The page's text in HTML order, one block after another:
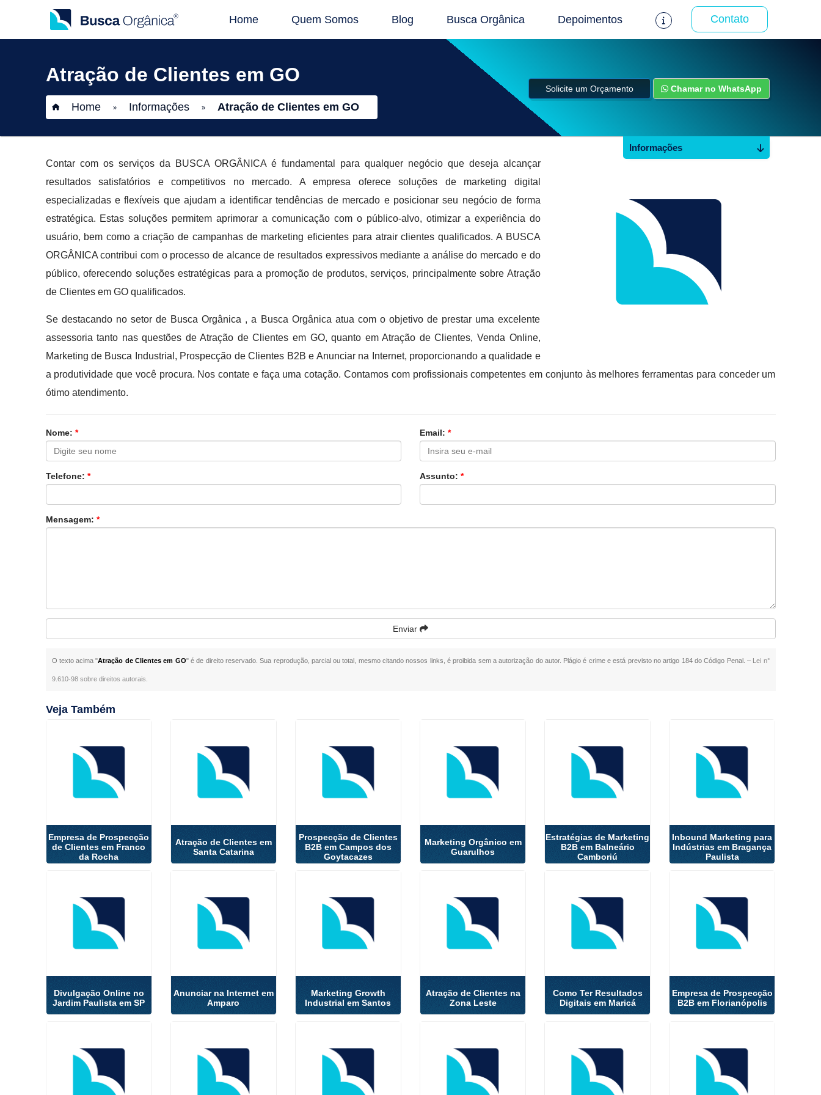
Home Quem Somos Blog Busca Orgânica Depoimentos Contato
Atração de Clientes em GO
Home » Informações » Atração de Clientes em GO
Solicite um Orçamento Chamar no WhatsApp
Contar com os serviços da BUSCA ORGÂNICA é fundamental para qualquer negócio que deseja alcançar
resultados satisfatórios e competitivos no mercado. A empresa oferece soluções de marketing digital
especializadas e flexíveis que ajudam a identificar tendências de mercado e posicionar seu negócio de forma
estratégica. Estas soluções permitem aprimorar a comunicação com o público-alvo, otimizar a experiência do
usuário, bem como a criação de campanhas de marketing eficientes para atrair clientes qualificados. A BUSCA
ORGÂNICA contribui com o processo de alcance de resultados expressivos mediante a análise do mercado e do
público, oferecendo soluções estratégicas para a promoção de produtos, serviços, principalmente sobre Atração
de Clientes em GO qualificados.
Se destacando no setor de Busca Orgânica , a Busca Orgânica atua com o objetivo de prestar uma excelente
assessoria tanto nas questões de Atração de Clientes em GO, quanto em Atração de Clientes, Venda Online,
Marketing de Busca Industrial, Prospecção de Clientes B2B e Anunciar na Internet, proporcionando a qualidade e
a produtividade que você procura. Nos contate e faça uma cotação. Contamos com profissionais competentes em conjunto às melhores ferramentas para conceder um
ótimo atendimento.
Nome: * Email: *
Telefone: * Assunto: *
Mensagem: *
Enviar
O texto acima "Atração de Clientes em GO" é de direito reservado. Sua reprodução, parcial ou total, mesmo citando nossos links, é proibida sem a autorização do autor. Plágio é crime e está previsto no artigo 184 do Código Penal. – Lei n°
9.610-98 sobre direitos autorais
Informações
Veja Também
Empresa de Prospecção
de Clientes em Franco
da Rocha
Atração de Clientes em
Santa Catarina
Prospecção de Clientes
B2B em Campos dos
Goytacazes
Marketing Orgânico em
Guarulhos
Estratégias de Marketing
B2B em Balneário
Camboriú
Inbound Marketing para
Indústrias em Bragança
Paulista
Divulgação Online no
Jardim Paulista em SP
Anunciar na Internet em
Amparo
Marketing Growth
Industrial em Santos
Atração de Clientes na
Zona Leste
Como Ter Resultados
Digitais em Maricá
Empresa de Prospecção
B2B em Florianópolis